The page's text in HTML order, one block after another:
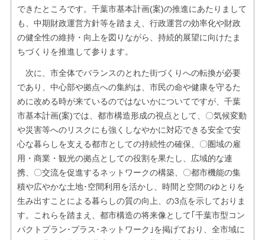
できたところです。千葉市基本計画(案)の推進にあたりまして
も、中期財政運営方針等を踏まえ、行政運営の効率化や財政
の健全性の維持・向上を図りながら、持続的展望に向けたま
ちづくりを推進して参ります。
次に、市全体でバランスのとれた街づくりへの転換が必要
であり、中心部や拠点への集約は、市民の命や健康を守るた
めに改める時が来ているのではないかについてですが、千葉
市基本計画(案)では、都市構造形成の視点として、〇気候変動
や災害等へのリスクにも強くしなやかに対応できる安全で安
心な暮らしを支える都市としての持続性の確保、〇圏域の雇
用・商業・観光の拠点としての役割を果たし、広域的な連
携、〇交流を促進するネットワークの構築、〇都市機能の集
積や広やかな土地･空間利用を活かし、時間と空間のゆとりを
生み出すことによる暮らしの質の向上、の3点を示しておりま
す。これらを踏まえ、都市構造の将来像として｢千葉市型コン
パクトプラン･プラス･ネットワーク｣を掲げており、全市域に